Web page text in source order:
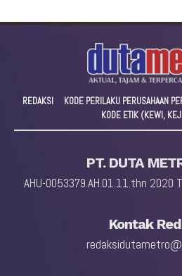
REDAKSI KODE PERILAKU PERUSAHAAN
KODE ETIK (KEWI,
PT. DUTA
AHU-0053379.AH.01.11.thn 2020
Kontak